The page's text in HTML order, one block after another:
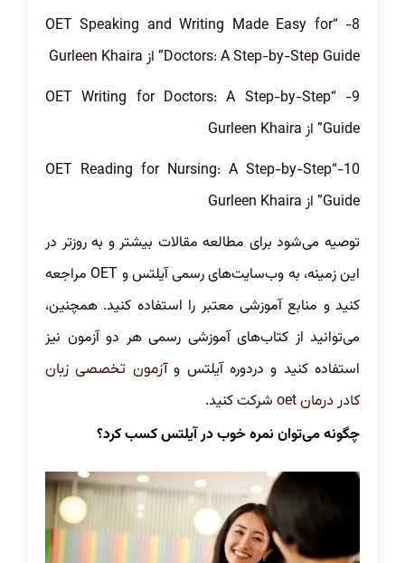
8- “OET Speaking and Writing Made Easy for
Doctors: A Step-by-Step Guide” از Gurleen Khaira
9- “OET Writing for Doctors: A Step-by-Step
Guide” از Gurleen Khaira
10-“OET Reading for Nursing: A Step-by-Step
Guide” از Gurleen Khaira
توصیه می‌شود برای مطالعه مقالات بیشتر و به روزتر در
این زمینه، به وب‌سایت‌های رسمی آیلتس و OET مراجعه
کنید و منابع آموزشی معتبر را استفاده کنید. همچنین،
می‌توانید از کتاب‌های آموزشی رسمی هر دو آزمون نیز
استفاده کنید و دردوره آیلتس وآزمون تخصصی زبان
کادر درمان oet
شرکت کنید.
چگونه می‌توان نمره خوب در آیلتس کسب کرد؟